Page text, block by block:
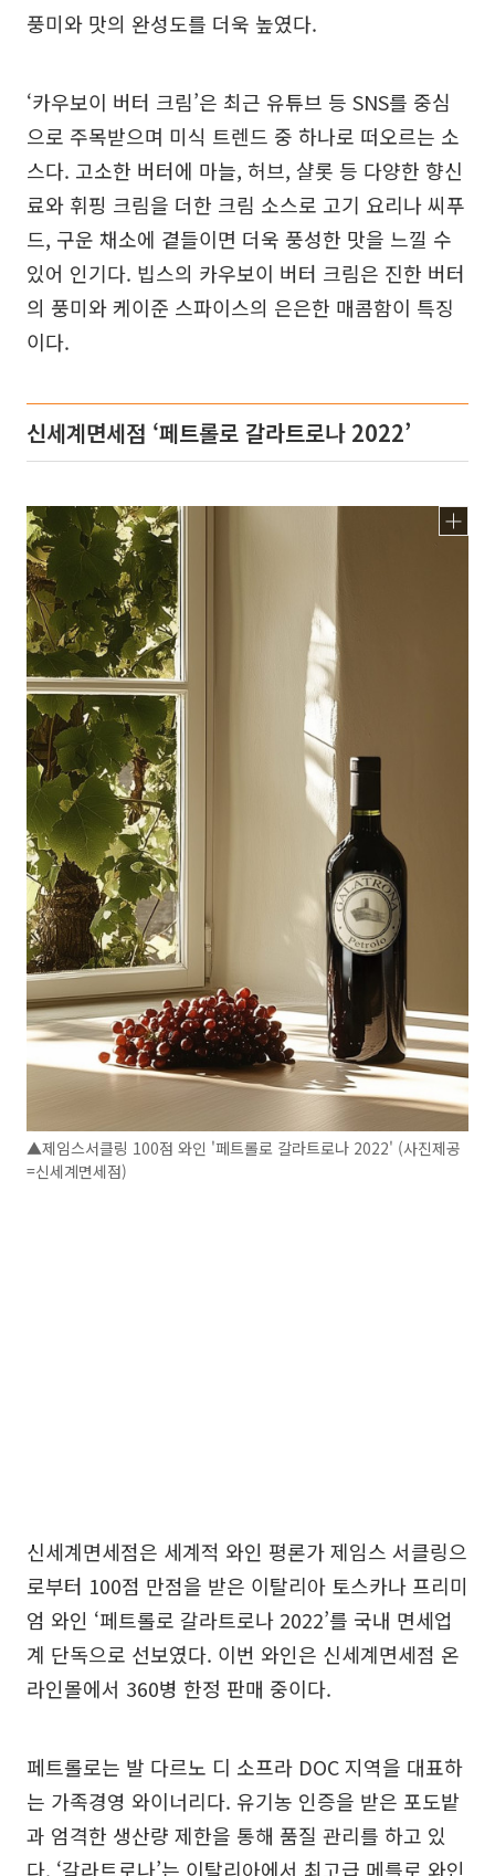
풍미와 맛의 완성도를 더욱 높였다.
‘카우보이 버터 크림’은 최근 유튜브 등 SNS를 중심
으로 주목받으며 미식 트렌드 중 하나로 떠오르는 소
스다. 고소한 버터에 마늘, 허브, 샬롯 등 다양한 향신
료와 휘핑 크림을 더한 크림 소스로 고기 요리나 씨푸
드, 구운 채소에 곁들이면 더욱 풍성한 맛을 느낄 수
있어 인기다. 빕스의 카우보이 버터 크림은 진한 버터
의 풍미와 케이준 스파이스의 은은한 매콤함이 특징
이다.
신세계면세점 ‘페트롤로 갈라트로나 2022’
▲제임스서클링 100점 와인 '페트롤로 갈라트로나 2022' (사진제공
=신세계면세점)
신세계면세점은 세계적 와인 평론가 제임스 서클링으
로부터 100점 만점을 받은 이탈리아 토스카나 프리미
엄 와인 ‘페트롤로 갈라트로나 2022’를 국내 면세업
계 단독으로 선보였다. 이번 와인은 신세계면세점 온
라인몰에서 360병 한정 판매 중이다.
페트롤로는 발 다르노 디 소프라 DOC 지역을 대표하
는 가족경영 와이너리다. 유기농 인증을 받은 포도밭
과 엄격한 생산량 제한을 통해 품질 관리를 하고 있
다. ‘갈라트로나’는 이탈리아에서 최고급 메를로 와인